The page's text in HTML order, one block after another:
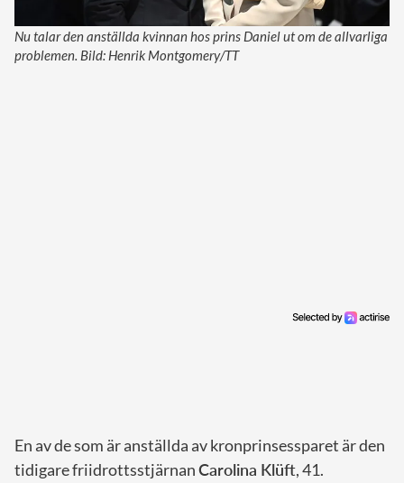
Nu talar den anställda kvinnan hos prins Daniel ut om de allvarliga
problemen. Bild: Henrik Montgomery/TT
En av de som är anställda av kronprinsessparet är den
tidigare friidrottsstjärnanCarolina Klüft, 41.